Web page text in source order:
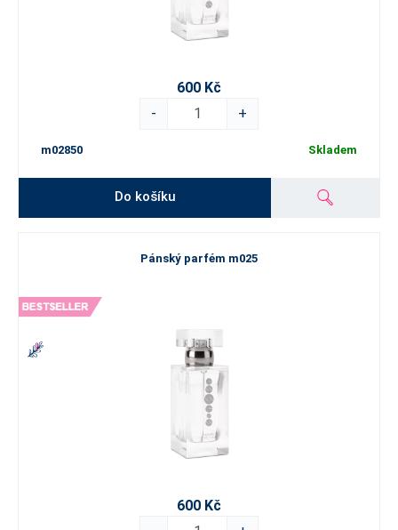
600 Kč
-
+
m02850 Skladem
Do košíku
Pánský parfém m025
600 Kč